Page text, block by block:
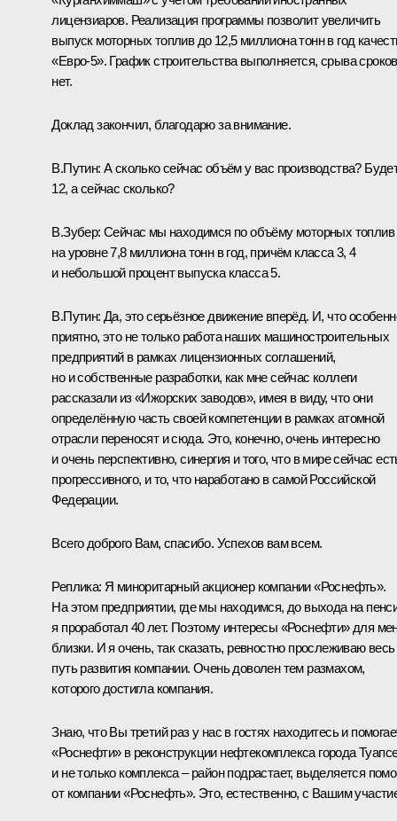
лицензиаров. Реализация программы позволит увеличить
выпуск моторных топлив до 12,5 миллиона тонн в год
«Евро-5». График строительства выполняется, срыва сроков
нет.
Доклад закончил, благодарю за внимание.
В.Путин: А сколько сейчас объём у вас производства?
12, а сейчас сколько?
В.Зубер: Сейчас мы находимся по объёму моторных топлив
на уровне 7,8 миллиона тонн в год, причём класса 3, 4
и небольшой процент выпуска класса 5.
В.Путин: Да, это серьёзное движение вперёд. И, что
приятно, это не только работа наших машиностроительных
предприятий в рамках лицензионных соглашений,
но и собственные разработки, как мне сейчас коллеги
рассказали из «Ижорских заводов», имея в виду, что они
определённую часть своей компетенции в рамках атомной
отрасли переносят и сюда. Это, конечно, очень интересно
и очень перспективно, синергия и того, что в мире сейчас
прогрессивного, и то, что наработано в самой Российской
Федерации.
Всего доброго Вам, спасибо. Успехов вам всем.
Реплика: Я миноритарный акционер компании «Роснефть».
На этом предприятии, где мы находимся, до выхода на
я проработал 40 лет. Поэтому интересы «Роснефти» для
близки. И я очень, так сказать, ревностно прослеживаю весь
путь развития компании. Очень доволен тем размахом,
которого достигла компания.
Знаю, что Вы третий раз у нас в гостях находитесь и
«Роснефти» в реконструкции нефтекомплекса города
и не только комплекса – район подрастает, выделяется
от компании «Роснефть». Это, естественно, с Вашим